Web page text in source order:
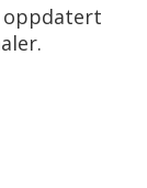
oppdatert